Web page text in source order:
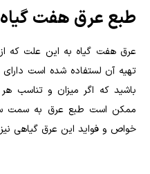
طبع عرق هفت گیاه
عرق هفت گیاه به این علت که
تهیه آن لستفاده شده است
باشید که اگر میزان و تناسب
ممکن است طبع عرق به سمت
خواص و فواید این عرق گیاهی نیز